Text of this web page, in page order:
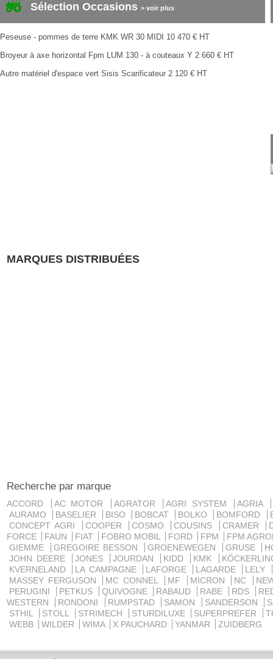
Sélection Occasions > voir plus
Peseuse - pommes de terre KMK WR 30 MIDI 10 470 € HT
Broyeur à axe horizontal Fpm LUM 130 - à couteaux Y 2 660 € HT
Autre matériel d'espace vert Sisis Scarificateur 2 120 € HT
MARQUES DISTRIBUÉES
Recherche par marque
ACCORD AC MOTOR AGRATOR AGRI SYSTEM
AGRIA
AURAMO
BASELIER BISO BOBCAT BOLKO BOMFORD
CONCEPT AGRI
COOPER COSMO COUSINS CRAMER
FORCE
FAUN FIAT FOBRO MOBIL FORD FPM
FPM
GIEMME
GREGOIRE BESSON GROENEWEGEN GRUSE
JOHN DEERE
JONES JOURDAN KIDD KMK
KVERNELAND
LA CAMPAGNE LAFORGE LAGARDE
LELY
MASSEY FERGUSON
MC CONNEL MF MICRON NC
PERUGINI
PETKUS QUIVOGNE RABAUD RABE RDS
WESTERN
RONDONI RUMPSTAD SAMON SANDERSON
STHIL
STOLL STRIMECH STURDILUXE SUPERPREFER
WEBB
WILDER WIMA X PAUCHARD YANMAR ZUIDBERG